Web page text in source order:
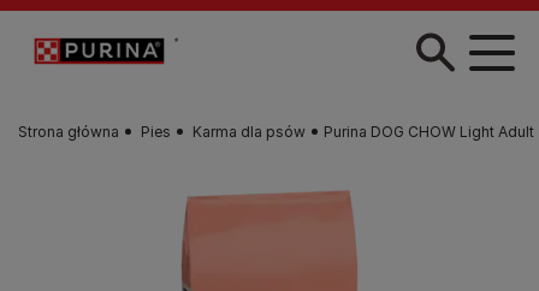
Przejdź do treści
Strona główna Pies Karma dla psów Purina DOG CHOW Light